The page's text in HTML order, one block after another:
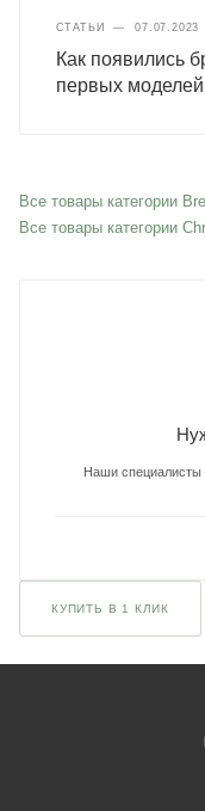
СТАТЬИ — 07.07.2023
Как появились
первых
Все товары категории
Все товары категории
Наши специалисты
КУПИТЬ В 1 КЛИК